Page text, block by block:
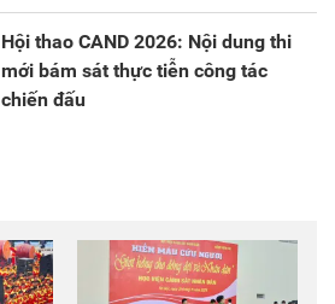
Hội thao CAND 2026: Nội dung thi
mới bám sát thực tiễn công tác
chiến đấu